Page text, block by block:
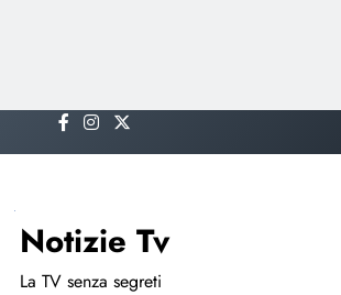
Notizie Tv
La TV senza segreti